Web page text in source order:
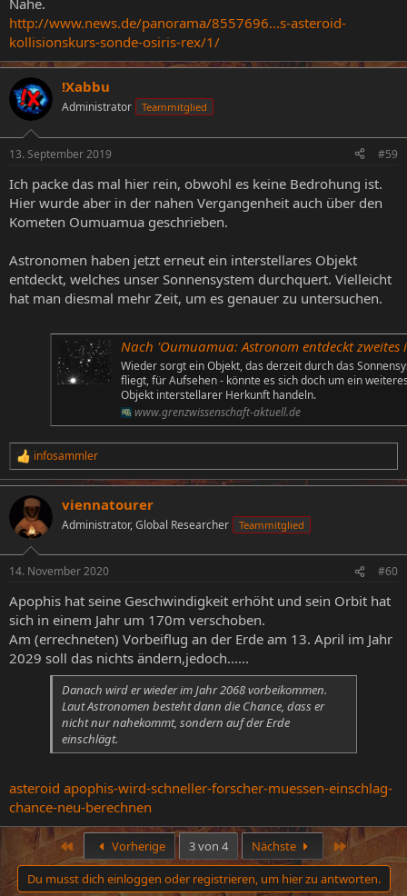
Nähe.
http://www.news.de/panorama/8557696...s-asteroid-
kollisionskurs-sonde-osiris-rex/1/
!Xabbu
Administrator Teammitglied
13. September 2019 #59
Ich packe das mal hier rein, obwohl es keine Bedrohung ist.
Hier wurde aber in der nahen Vergangenheit auch über den
Kometen Oumuamua geschrieben.
Astronomen haben jetzt erneut ein interstellares Objekt
entdeckt, welches unser Sonnensystem durchquert. Vielleicht
hat man diesmal mehr Zeit, um es genauer zu untersuchen.
Nach 'Oumuamua: Astronom entdeckt zweites interstellares Objekt im
Wieder sorgt ein Objekt, das derzeit durch das
fliegt, für Aufsehen - könnte es sich doch um ein
Objekt interstellarer Herkunft handeln.
www.grenzwissenschaft-aktuell.de
R
e
a
k
t
i
e
:
infosammler
viennatourer
Administrator, Global Researcher Teammitglied
14. November 2020 #60
Apophis hat seine Geschwindigkeit erhöht und sein Orbit hat
sich in einem Jahr um 170m verschoben.
Am (errechneten) Vorbeiflug an der Erde am 13. April im Jahr
2029 soll das nichts ändern,jedoch......
Danach wird er wieder im Jahr 2068 vorbeikommen.
Laut Astronomen besteht dann die Chance, dass er
nicht nur nahekommt, sondern auf der Erde
einschlägt.
asteroid apophis-wird-schneller-forscher-muessen-einschlag-
chance-neu-berechnen
Erste Vorherige 3 von 4 Nächste Letzte
Du musst dich einloggen oder registrieren, um hier zu antworten.